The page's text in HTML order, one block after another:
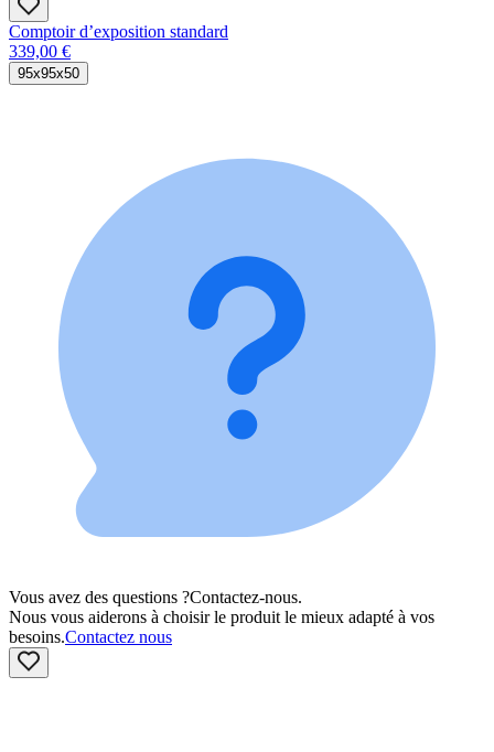
Comptoir d’exposition standard
339,00 €
95x95x50
Vous avez des questions ?Contactez-nous.
Nous vous aiderons à choisir le produit le mieux adapté à vos
besoins.Contactez nous